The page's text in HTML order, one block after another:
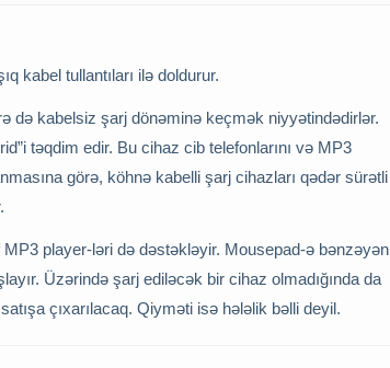
kabel tullantıları ilə doldurur.
də kabelsiz şarj dönəminə keçmək niyyətindədirlər.
təqdim edir. Bu cihaz cib telefonlarını və MP3
görə, köhnə kabelli şarj cihazları qədər sürətli
player-ləri də dəstəkləyir. Mousepad-ə bənzəyən
Üzərində şarj ediləcək bir cihaz olmadığında da
çıxarılacaq. Qiyməti isə hələlik bəlli deyil.